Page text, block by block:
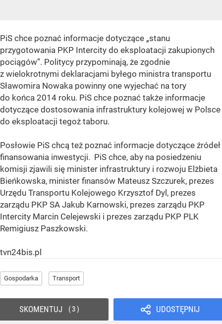
PiS chce poznać informacje dotyczące „stanu
przygotowania PKP Intercity do eksploatacji zakupionych
pociągów”. Politycy przypominają, że zgodnie
z wielokrotnymi deklaracjami byłego ministra transportu
Sławomira Nowaka powinny one wyjechać na tory
do końca 2014 roku. PiS chce poznać także informacje
dotyczące dostosowania infrastruktury kolejowej w Polsce
do eksploatacji tegoż taboru.
Posłowie PiS chcą też poznać informacje dotyczące źródeł
finansowania inwestycji. PiS chce, aby na posiedzeniu
komisji zjawili się minister infrastruktury i rozwoju Elżbieta
Bieńkowska, minister finansów Mateusz Szczurek, prezes
Urzędu Transportu Kolejowego Krzysztof Dyl, prezes
zarządu PKP SA Jakub Karnowski, prezes zarządu PKP
Intercity Marcin Celejewski i prezes zarządu PKP PLK
Remigiusz Paszkowski.
tvn24bis.pl
Gospodarka Transport
UDOSTĘPNIJ
SKOMENTUJ 3